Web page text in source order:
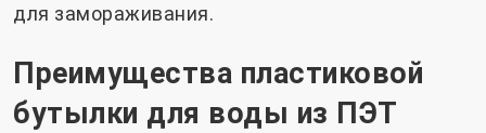
для замораживания.
Преимущества пластиковой
бутылки для воды из ПЭТ